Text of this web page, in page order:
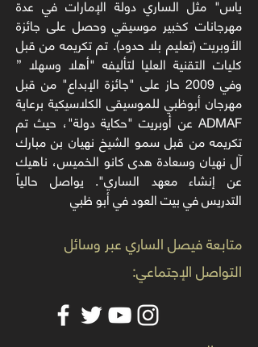
ياس" مثل الساري دولة الإمارات في عدة
مهرجانات كخبير موسيقي وحصل على جائزة
الأوبريت (تعليم بلا حدود). تم تكريمه من قبل
كليات التقنية العليا لتأليفه "أهلا وسهلا ”
وفي 2009 حاز على "جائزة الإبداع" من قبل
مهرجان أبوظبي للموسيقى الكلاسيكية برعاية
ADMAF عن أوبريت "حكاية دولة"، حيث تم
تكريمه من قبل سمو الشيخ نهيان بن مبارك
آل نهيان وسعادة هدى كانو الخميس، ناهيك
عن إنشاء معهد الساري". يواصل حالياً
التدريس في بيت العود في أبو ظبي
متابعة فيصل الساري عبر وسائل
التواصل الإجتماعي: